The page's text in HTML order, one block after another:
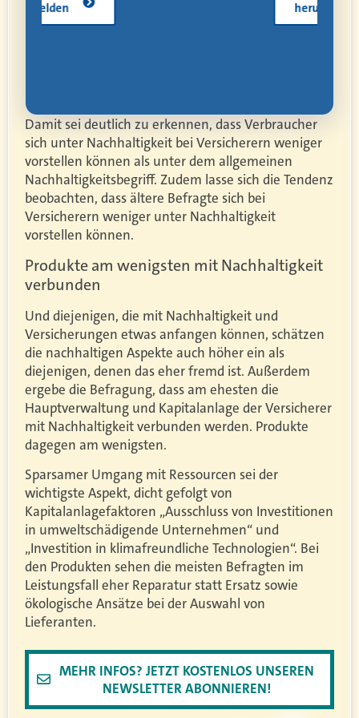
Damit sei deutlich zu erkennen, dass Verbraucher
sich unter Nachhaltigkeit bei Versicherern weniger
vorstellen können als unter dem allgemeinen
Nachhaltigkeitsbegriff. Zudem lasse sich die Tendenz
beobachten, dass ältere Befragte sich bei
Versicherern weniger unter Nachhaltigkeit
vorstellen können.
Produkte am wenigsten mit Nachhaltigkeit
verbunden
Und diejenigen, die mit Nachhaltigkeit und
Versicherungen etwas anfangen können, schätzen
die nachhaltigen Aspekte auch höher ein als
diejenigen, denen das eher fremd ist. Außerdem
ergebe die Befragung, dass am ehesten die
Hauptverwaltung und Kapitalanlage der Versicherer
mit Nachhaltigkeit verbunden werden. Produkte
dagegen am wenigsten.
Sparsamer Umgang mit Ressourcen sei der
wichtigste Aspekt, dicht gefolgt von
Kapitalanlagefaktoren „Ausschluss von Investitionen
in umweltschädigende Unternehmen“ und
„Investition in klimafreundliche Technologien“. Bei
den Produkten sehen die meisten Befragten im
Leistungsfall eher Reparatur statt Ersatz sowie
ökologische Ansätze bei der Auswahl von
Lieferanten.
MEHR INFOS? JETZT KOSTENLOS UNSEREN
NEWSLETTER ABONNIEREN!